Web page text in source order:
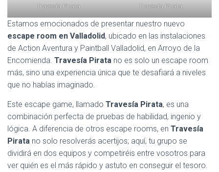
Travesía Pirata
Travesía Pirata
Estamos emocionados de presentar nuestro nuevo
escape room en Valladolid, ubicado en las instalaciones
de Action Aventura y Paintball Valladolid, en Arroyo de la
Encomienda. Travesía Pirata no es solo un escape room
más, sino una experiencia única que te desafiará a niveles
que no habías imaginado.
Este escape game, llamado Travesía Pirata, es una
combinación perfecta de pruebas de habilidad, ingenio y
lógica. A diferencia de otros escape rooms, en Travesía
Pirata no solo resolverás acertijos; aquí, tu grupo se
dividirá en dos equipos y competiréis entre vosotros para
ver quién es el más rápido y astuto en conseguir el tesoro.